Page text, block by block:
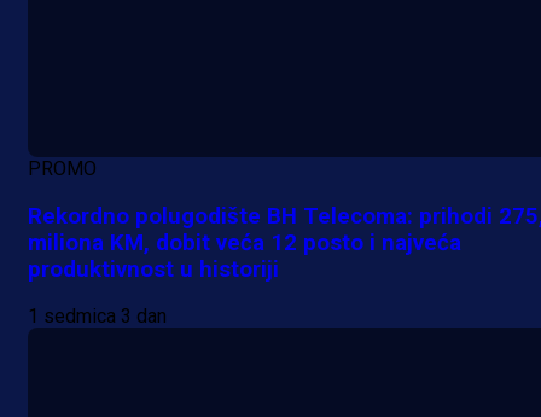
PROMO
Rekordno polugodište BH Telecoma: prihodi
miliona KM, dobit veća 12 posto i najveća
produktivnost u historiji
1 sedmica 3 dan